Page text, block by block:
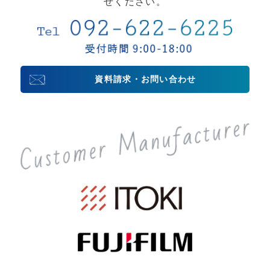
資料請求・お問い合わせ